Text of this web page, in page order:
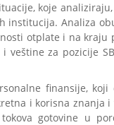
koje
institucija. Analiza
otplate i na kraju
za pozicije
finansije, koji
i korisna znanja
gotovine u